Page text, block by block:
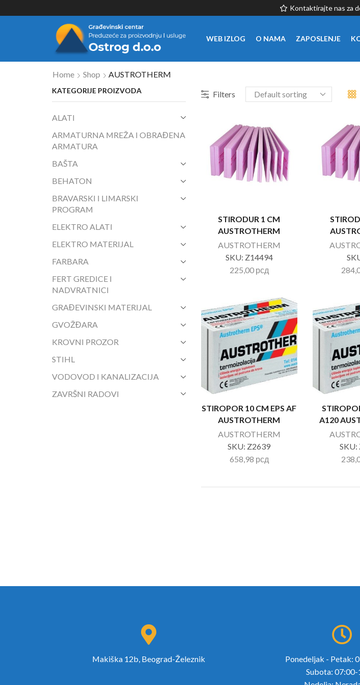
Kontaktirajte nas za
WEB IZLOG O NAMA ZAPOSLENJE
Home Shop AUSTROTHERM
Filters
STIRODUR 1 CM
AUSTROTHERM
AUSTROTHERM
SKU: Z14494
225,00 рсд
STIROPOR 10 CM EPS AF
AUSTROTHERM
AUSTROTHERM
SKU: Z2639
658,98 рсд
A120
SKU:
KATEGORIJE PROIZVODA
ALATI
ARMATURNA MREŽA I OBRAĐENA
ARMATURA
BAŠTA
BEHATON
BRAVARSKI I LIMARSKI
PROGRAM
ELEKTRO ALATI
ELEKTRO MATERIJAL
FARBARA
FERT GREDICE I
NADVRATNICI
GRAĐEVINSKI MATERIJAL
GVOŽĐARA
KROVNI PROZOR
STIHL
VODOVOD I KANALIZACIJA
ZAVRŠNI RADOVI
Makiška 12b, Beograd-Železnik
Ponedeljak - Petak:
Subota: